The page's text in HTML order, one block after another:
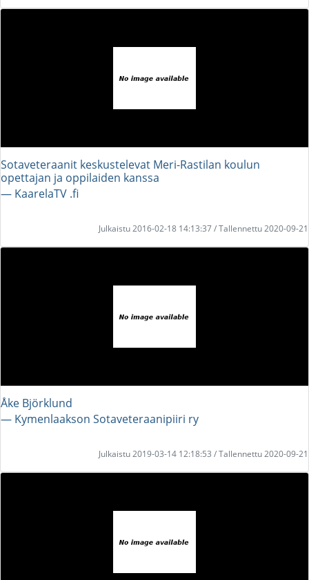
Sotaveteraanit keskustelevat Meri-Rastilan koulun
opettajan ja oppilaiden kanssa
― KaarelaTV .fi
Julkaistu 2016-02-18 14:13:37 / Tallennettu 2020-09-21
Åke Björklund
― Kymenlaakson Sotaveteraanipiiri ry
Julkaistu 2019-03-14 12:18:53 / Tallennettu 2020-09-21